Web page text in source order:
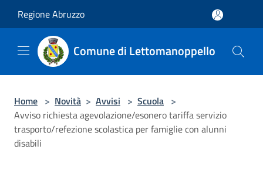
Regione Abruzzo
Comune di Lettomanoppello
Home > Novità > Avvisi > Scuola >
Avviso richiesta agevolazione/esonero tariffa servizio
trasporto/refezione scolastica per famiglie con alunni
disabili